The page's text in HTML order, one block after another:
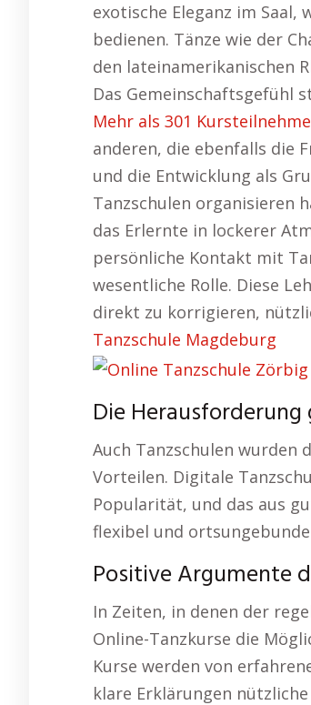
exotische Eleganz im Saal,
bedienen. Tänze wie der
den lateinamerikanischen
Das Gemeinschaftsgefühl
Mehr als 301
anderen, die ebenfalls die
und die Entwicklung als
Tanzschulen organisieren
das Erlernte in lockerer
persönliche Kontakt mit
wesentliche Rolle. Diese
direkt zu korrigieren,
Tanzschule Magdeburg
Die
Auch Tanzschulen
Vorteilen. Digitale
Popularität, und das aus
flexibel und
Positive Argumente
In Zeiten, in denen der
Online-Tanzkurse die
Kurse werden von
klare Erklärungen